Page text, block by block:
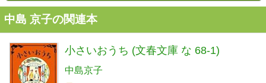
中島 京子の関連本
小さいおうち (文春文庫 な 68-1)
中島京子